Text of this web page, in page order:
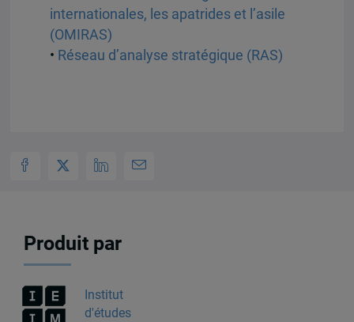
internationales, les apatrides et l’asile
(OMIRAS)
• Réseau d’analyse stratégique (RAS)
Produit par
Institut
d'études